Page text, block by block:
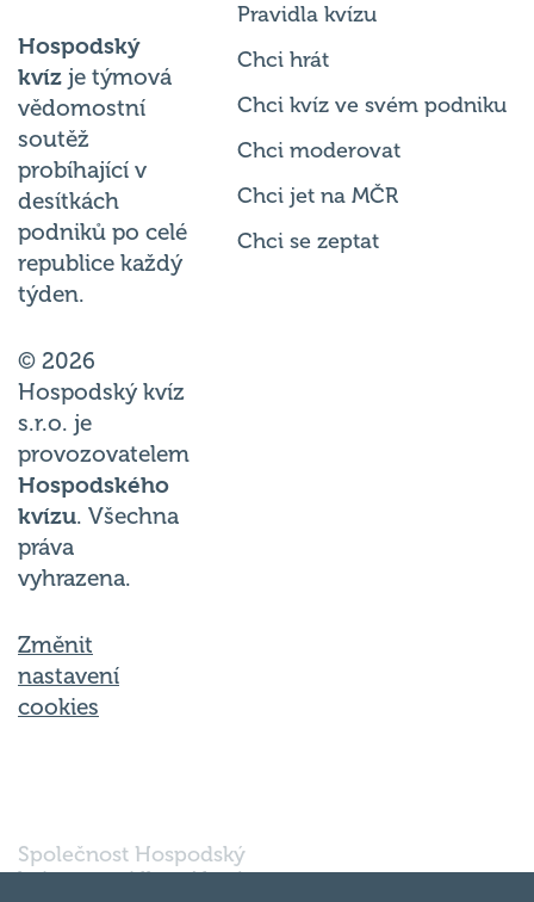
Hospodský
kvíz je týmová
vědomostní
soutěž
probíhající v
desítkách
podniků po celé
republice každý
týden.
© 2026
Hospodský kvíz
s.r.o. je
provozovatelem
Hospodského
kvízu. Všechna
práva
vyhrazena.
Změnit
nastavení
cookies
Pravidla kvízu
Chci hrát
Chci kvíz ve svém podniku
Chci moderovat
Chci jet na MČR
Chci se zeptat
Společnost Hospodský
kvíz s.r.o., sídlem Nové